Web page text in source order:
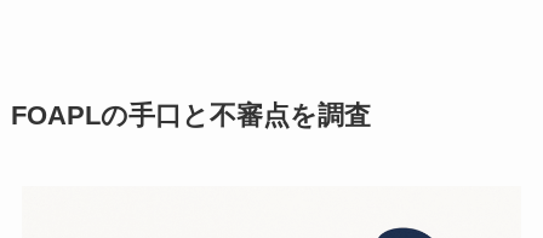
FOAPLの手口と不審点を調査